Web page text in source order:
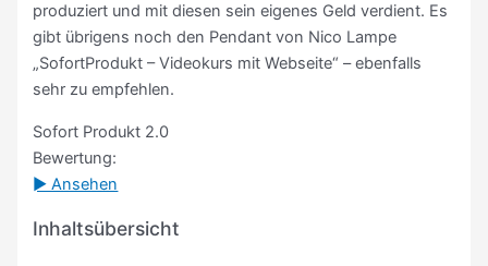
produziert und mit diesen sein eigenes Geld verdient. Es
gibt übrigens noch den Pendant von Nico Lampe
„SofortProdukt – Videokurs mit Webseite“ – ebenfalls
sehr zu empfehlen.
Sofort Produkt 2.0
Bewertung:
► Ansehen
Inhaltsübersicht